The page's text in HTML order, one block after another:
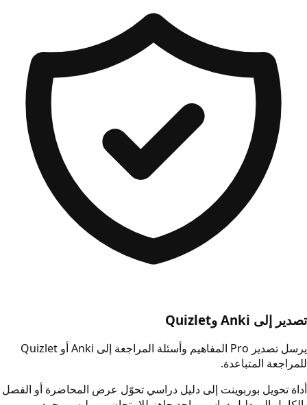
تصدير إلى Anki وQuizlet
يرسل تصدير Pro المفاهيم وأسئلة المراجعة إلى Anki أو Quizlet
للمراجعة المتباعدة.
أداة تحويل بوربوينت إلى دليل دراسي تحوّل عرض المحاضرة أو الفصل